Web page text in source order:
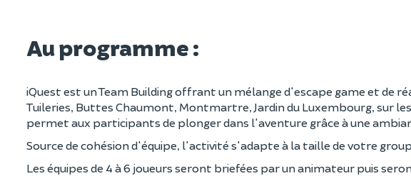
Au programme :
iQuest est un Team Building offrant un mélange d'escape game et de
Tuileries, Buttes Chaumont, Montmartre, Jardin du Luxembourg, sur
permet aux participants de plonger dans l'aventure grâce à une
Source de cohésion d'équipe, l'activité s'adapte à la taille de votre
Les équipes de 4 à 6 joueurs seront briefées par un animateur puis